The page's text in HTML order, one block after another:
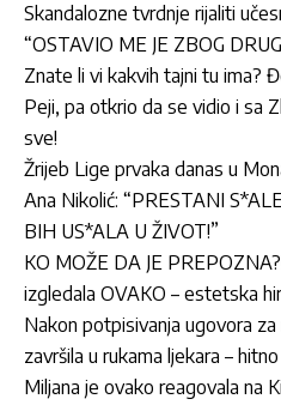
Skandalozne tvrdnje rijaliti
“OSTAVIO ME JE ZBOG
Znate li vi kakvih tajni tu ima?
Peji, pa otkrio da se vidio i sa
sve!
Žrijeb Lige prvaka danas u
Ana Nikolić: “PRESTANI
BIH US*ALA U ŽIVOT!”
KO MOŽE DA JE
izgledala OVAKO – estetska
Nakon potpisivanja ugovora
završila u rukama ljekara –
Miljana je ovako reagovala na